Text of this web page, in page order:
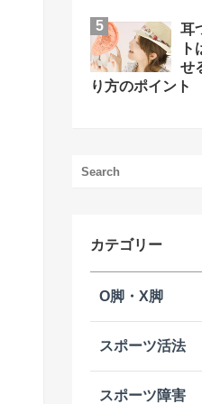
耳
せ
り方のポイント
検
カテゴリー
O脚・X脚
スポーツ活法
スポーツ障害